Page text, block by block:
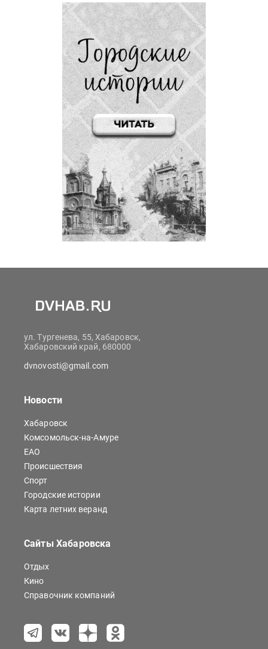
ул. Тургенева, 55, Хабаровск,
Хабаровский край, 680000
dvnovosti@gmail.com
Новости
Хабаровск
Комсомольск-на-Амуре
ЕАО
Происшествия
Спорт
Городские истории
Карта летних веранд
Сайты Хабаровска
Отдых
Кино
Справочник компаний